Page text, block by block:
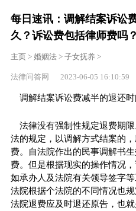
每日速讯：调解结案诉讼
久？诉讼费包括律师费吗？
主页> 婚姻法> 子女抚养>
法律问答网 2023-06-05 16:10:59
调解结案诉讼费减半的退还时
法律没有强制性规定退费期
法的规定，以调解方式结案的
费。自法院作出的民事调解书
费。但是根据现实的操作情况
如承办人及法院有关领导签字
法院根据个法院的不同情况也
法院退费应及时退还原告，也